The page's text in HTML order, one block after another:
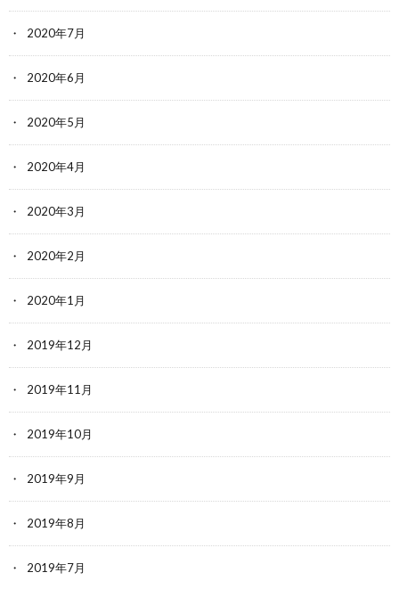
2020年7月
2020年6月
2020年5月
2020年4月
2020年3月
2020年2月
2020年1月
2019年12月
2019年11月
2019年10月
2019年9月
2019年8月
2019年7月